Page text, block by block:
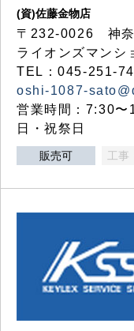
(資)佐藤金物店
〒232-0026 神
ライオンズマン
TEL：045-251-
oshi-1087-
営業時間：7:30〜
日・祝祭日
販売可 工事